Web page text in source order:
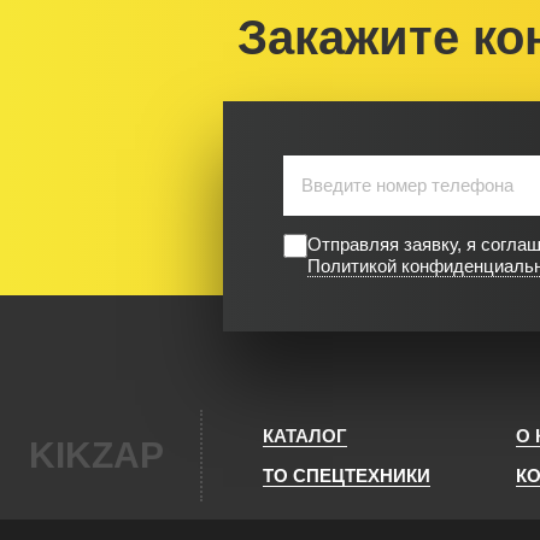
Закажите
Отправляя заявку, я
Политикой
KIKZAP КАТАЛОГ
О
ТО СПЕЦТЕХНИКИ